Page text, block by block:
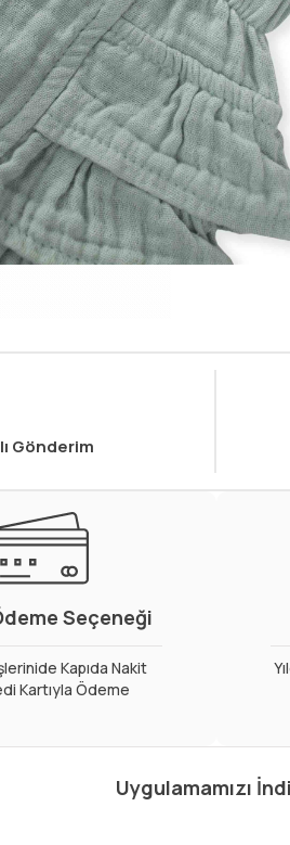
Gönderim
Seçeneği
Kapıda Nakit
Kartıyla Ödeme
Uygulamamızı